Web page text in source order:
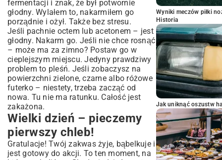
fermentacji i znak, że był potwornie
głodny. Wylałem to, nakarmiłem go
porządnie i ożył. Także bez stresu.
Jeśli pachnie octem lub acetonem – jest
głodny. Nakarm go. Jeśli nie chce rosnąć
– może ma za zimno? Postaw go w
cieplejszym miejscu. Jedyny prawdziwy
problem to pleśń. Jeśli zobaczysz na
powierzchni zielone, czarne albo różowe
futerko – niestety, trzeba zacząć od
nowa. Tu nie ma ratunku. Całość jest
zakażona.
Wielki dzień – pieczemy
pierwszy chleb!
Gratulacje! Twój zakwas żyje, bąbelkuje i
jest gotowy do akcji. To ten moment, na
Wyniki meczów piłki
Historia
Jak uniknąć oszustw